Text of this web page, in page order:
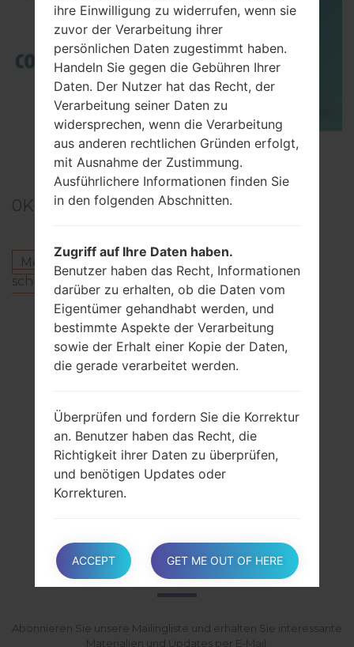
TOP 5 SECRET CODES for Samsung
0Kommentare
Melden Sie sich an
um einen Kommentar zu
schreiben.
Andere Modelle aus dieser Serie
SamsungGalaxy S6SM-G9208
SamsungGalaxy S6SM-G920A
SamsungGalaxy S6SM-G920FQ
SamsungGalaxy S6SM-G920I
SamsungGalaxy S6SM-G920R6
SamsungGalaxy S6SM-G920T1
SamsungGalaxy S6SM-G920V
ABONNIEREN
Abonnieren Sie unsere Mailingliste und erhalten Sie interessante
Materialien und Updates per E-Mail.
ihre Einwilligung zu widerrufen, wenn sie
zuvor der Verarbeitung ihrer
persönlichen Daten zugestimmt haben.
Handeln Sie gegen die Gebühren Ihrer
Daten. Der Nutzer hat das Recht, der
Verarbeitung seiner Daten zu
widersprechen, wenn die Verarbeitung
aus anderen rechtlichen Gründen erfolgt,
mit Ausnahme der Zustimmung.
Ausführlichere Informationen finden Sie
in den folgenden Abschnitten.
Zugriff auf Ihre Daten haben.
Benutzer haben das Recht, Informationen
darüber zu erhalten, ob die Daten vom
Eigentümer gehandhabt werden, und
bestimmte Aspekte der Verarbeitung
sowie der Erhalt einer Kopie der Daten,
die gerade verarbeitet werden.
Überprüfen und fordern Sie die Korrektur
an. Benutzer haben das Recht, die
Richtigkeit ihrer Daten zu überprüfen,
und benötigen Updates oder
Korrekturen.
Schränken Sie die Verarbeitung Ihrer
Daten ein. Benutzer können unter
bestimmten Umständen die Verarbeitung
ihrer Daten einschränken. In diesem Fall
ausschließlich zu Speicherzwecken.
ACCEPT GET ME OUT OF HERE